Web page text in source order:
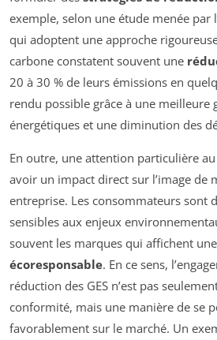
exemple, selon une étude menée par
qui adoptent une approche
carbone constatent souvent une
20 à 30 % de leurs émissions en
rendu possible grâce à une meilleure
énergétiques et une diminution des
En outre, une attention particulière au
avoir un impact direct sur l’image de
entreprise. Les consommateurs sont
sensibles aux enjeux
souvent les marques qui affichent
écoresponsable. En ce sens,
réduction des GES n’est pas
conformité, mais une manière de se
favorablement sur le marché. Un